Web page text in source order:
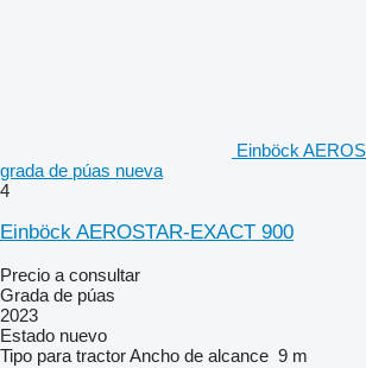
Einböck
grada de púas nueva
4
Einböck AEROSTAR-EXACT 900
Precio a consultar
Grada de púas
2023
Estado nuevo
Tipo para tractorAncho de alcance 9 m